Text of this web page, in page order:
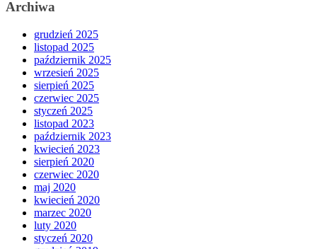
Archiwa
grudzień 2025
listopad 2025
październik 2025
wrzesień 2025
sierpień 2025
czerwiec 2025
styczeń 2025
listopad 2023
październik 2023
kwiecień 2023
sierpień 2020
czerwiec 2020
maj 2020
kwiecień 2020
marzec 2020
luty 2020
styczeń 2020